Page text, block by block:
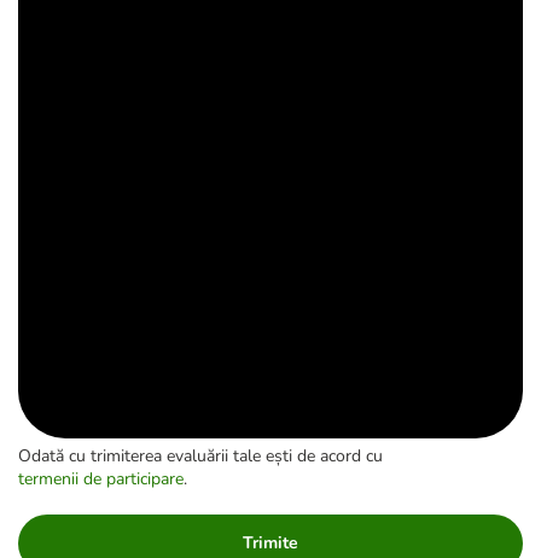
Odată cu trimiterea evaluării tale ești de acord cu
termenii de participare.
Trimite